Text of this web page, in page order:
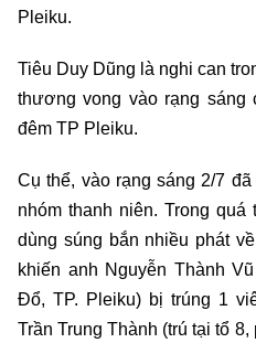
Pleiku.
Tiêu Duy Dũng là nghi can
thương vong vào rạng sáng
đêm TP Pleiku.
Cụ thể, vào rạng sáng 2/7
nhóm thanh niên. Trong
dùng súng bắn nhiều phát
khiến anh Nguyễn Thành
Đổ, TP. Pleiku) bị trúng 1
Trần Trung Thành (trú tại tổ